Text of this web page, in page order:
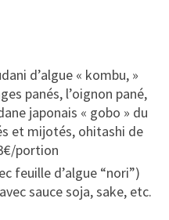
d’algue « kombu, »
panés, l’oignon pané,
japonais « gobo » du
et mijotés, ohitashi de
portion
feuille d’algue “nori”)
sauce soja, sake, etc.